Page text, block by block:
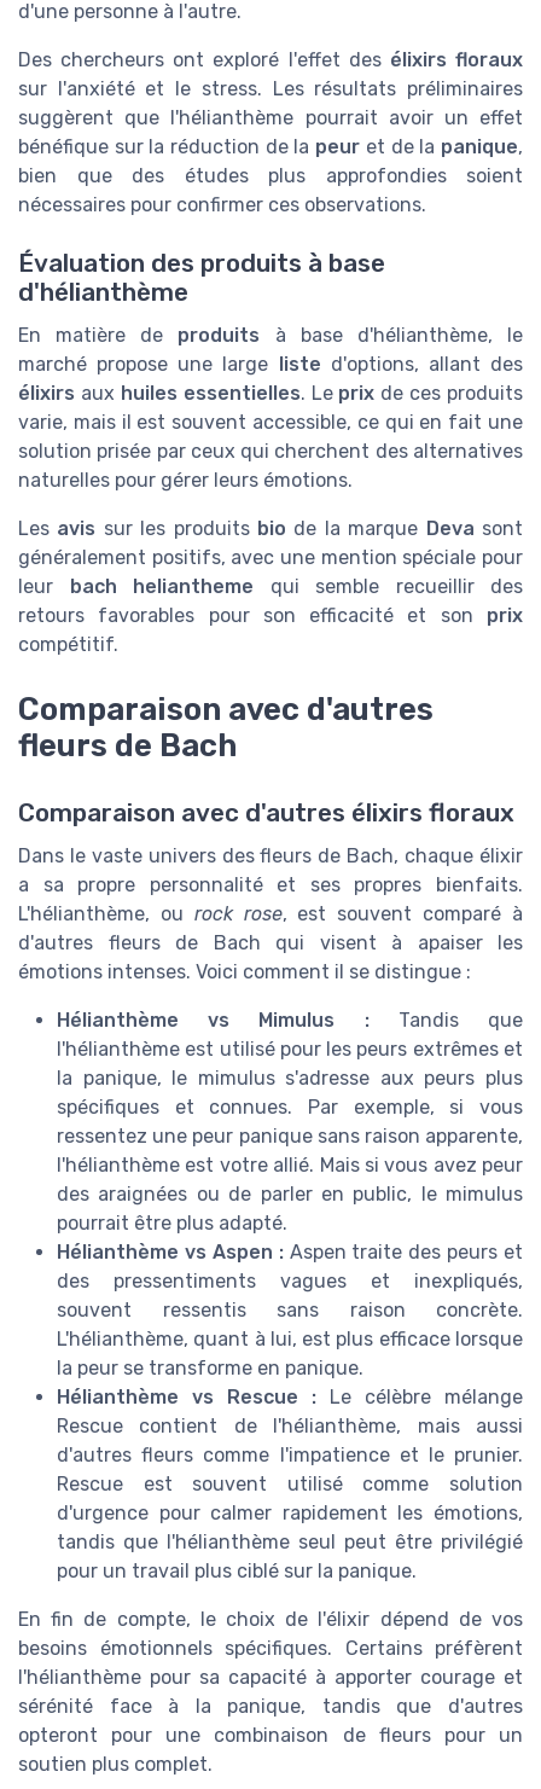
d'une personne à l'autre.
Des chercheurs ont exploré l'effet des élixirs floraux
sur l'anxiété et le stress. Les résultats préliminaires
suggèrent que l'hélianthème pourrait avoir un effet
bénéfique sur la réduction de la peur et de la panique,
bien que des études plus approfondies soient
nécessaires pour confirmer ces observations.
Évaluation des produits à base
d'hélianthème
En matière de produits à base d'hélianthème, le
marché propose une large liste d'options, allant des
élixirs aux huiles essentielles. Le prix de ces produits
varie, mais il est souvent accessible, ce qui en fait une
solution prisée par ceux qui cherchent des alternatives
naturelles pour gérer leurs émotions.
Les avis sur les produits bio de la marque Deva sont
généralement positifs, avec une mention spéciale pour
leur bach heliantheme qui semble recueillir des
retours favorables pour son efficacité et son prix
compétitif.
Comparaison avec d'autres
fleurs de Bach
Comparaison avec d'autres élixirs floraux
Dans le vaste univers des fleurs de Bach, chaque élixir
a sa propre personnalité et ses propres bienfaits.
L'hélianthème, ou rock rose, est souvent comparé à
d'autres fleurs de Bach qui visent à apaiser les
émotions intenses. Voici comment il se distingue :
Hélianthème vs Mimulus :Tandis que
l'hélianthème est utilisé pour les peurs extrêmes et
la panique, le mimulus s'adresse aux peurs plus
spécifiques et connues. Par exemple, si vous
ressentez une peur panique sans raison apparente,
l'hélianthème est votre allié. Mais si vous avez peur
des araignées ou de parler en public, le mimulus
pourrait être plus adapté.
Hélianthème vs Aspen :Aspen traite des peurs et
des pressentiments vagues et inexpliqués,
souvent ressentis sans raison concrète.
L'hélianthème, quant à lui, est plus efficace lorsque
la peur se transforme en panique.
Hélianthème vs Rescue : Le célèbre mélange
Rescue contient de l'hélianthème, mais aussi
d'autres fleurs comme l'impatience et le prunier.
Rescue est souvent utilisé comme solution
d'urgence pour calmer rapidement les émotions,
tandis que l'hélianthème seul peut être privilégié
pour un travail plus ciblé sur la panique.
En fin de compte, le choix de l'élixir dépend de vos
besoins émotionnels spécifiques. Certains préfèrent
l'hélianthème pour sa capacité à apporter courage et
sérénité face à la panique, tandis que d'autres
opteront pour une combinaison de fleurs pour un
soutien plus complet.